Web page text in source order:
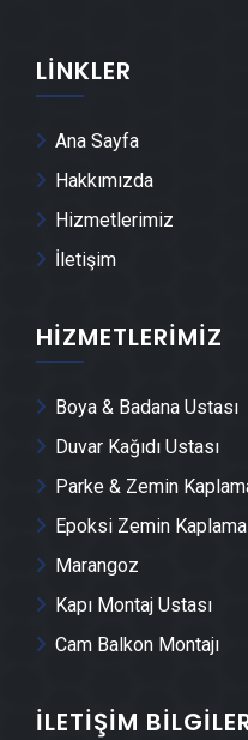
Mustafakemalpaşa
Mustafakemalpaşa
Mustafakemalpaşa
Mustafakemalpaşa
Mustafakemalpaşa
Mustafakemalpaşa
Mustafakemalpaşa
Mustafakemalpaşa
Mustafakemalpaşa
LINKLER
Ana Sayfa
Hakkımızda
Hizmetlerimiz
İletişim
HIZMETLERIMIZ
Boya & Badana Ustası
Duvar Kağıdı Ustası
Parke & Zemin
Epoksi Zemin Kaplama
Marangoz
Kapı Montaj Ustası
Cam Balkon Montajı
İLETIŞIM